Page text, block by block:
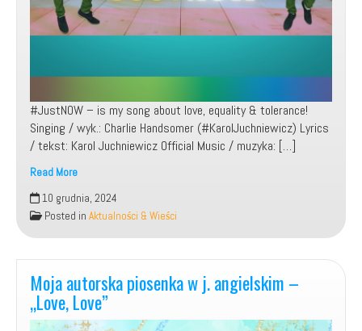
#JustNOW – is my song about love, equality & tolerance!
Singing / wyk.: Charlie Handsomer (#KarolJuchniewicz) Lyrics
/ tekst: Karol Juchniewicz Official Music / muzyka: […]
Read More
Charlie
Handsomer
–
Just
now!
10 grudnia, 2024
Posted in Aktualności & Wieści
Moja autorska piosenka w j. angielskim –
„Love, Love”